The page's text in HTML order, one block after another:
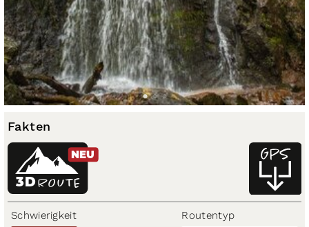
Fakten
ROUTE
3D
NEU
Schwierigkeit
Routentyp